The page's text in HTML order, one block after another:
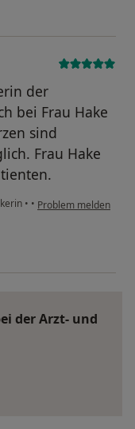
der
bei Frau Hake
sind
Frau Hake
• • Problem melden
der Arzt- und